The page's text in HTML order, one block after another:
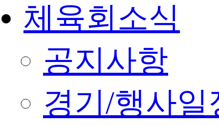
체육회소식
공지사항
경기/행사일